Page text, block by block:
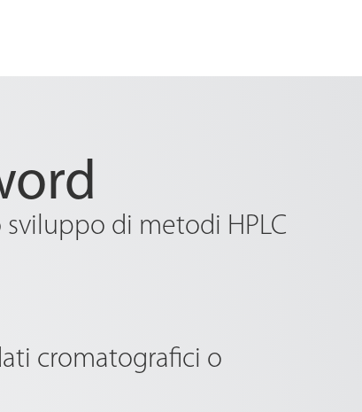
di metodi HPLC
cromatografici o